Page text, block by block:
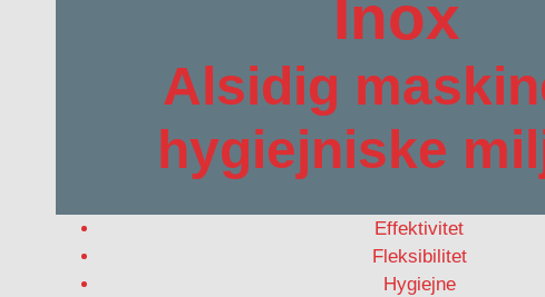
Inox
Alsidig
hygiejniske
Effektivitet
Fleksibilitet
Hygiejne